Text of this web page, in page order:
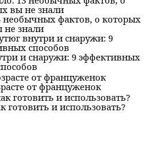
необычных фактов, о которых
не знали
и снаружи: 9 эффективных
от француженок
готовить и использовать?